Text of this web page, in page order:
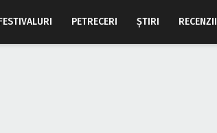
PETRECERI ŞTIRI RECENZII